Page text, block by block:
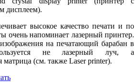
дисплеем).
высокое качество печати и по
очень напоминает лазерный принтер.
на печатающий барабан в
не лазерный луч, а
матрица (см. также Laser printer).